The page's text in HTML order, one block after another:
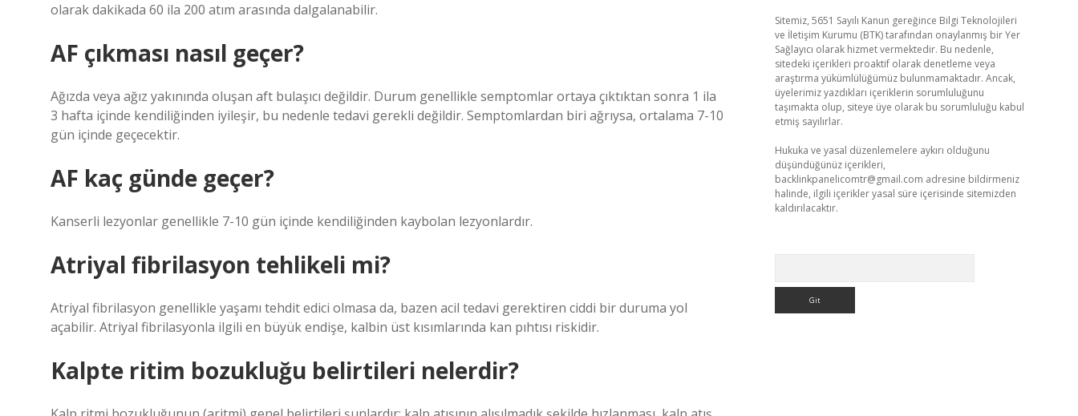
olarak dakikada 60 ila 200 atım arasında dalgalanabilir.
AF çıkması nasıl geçer?
Ağızda veya ağız yakınında oluşan aft bulaşıcı değildir. Durum genellikle semptomlar ortaya çıktıktan sonra 1 ila
3 hafta içinde kendiliğinden iyileşir, bu nedenle tedavi gerekli değildir. Semptomlardan biri ağrıysa, ortalama 7-10
gün içinde geçecektir.
AF kaç günde geçer?
Kanserli lezyonlar genellikle 7-10 gün içinde kendiliğinden kaybolan lezyonlardır.
Atriyal fibrilasyon tehlikeli mi?
Atriyal fibrilasyon genellikle yaşamı tehdit edici olmasa da, bazen acil tedavi gerektiren ciddi bir duruma yol
açabilir. Atriyal fibrilasyonla ilgili en büyük endişe, kalbin üst kısımlarında kan pıhtısı riskidir.
Kalpte ritim bozukluğu belirtileri nelerdir?
Sitemiz, 5651 Sayılı Kanun gereğince Bilgi Teknolojileri
ve İletişim Kurumu (BTK) tarafından onaylanmış bir Yer
Sağlayıcı olarak hizmet vermektedir. Bu nedenle,
sitedeki içerikleri proaktif olarak denetleme veya
araştırma yükümlülüğümüz bulunmamaktadır. Ancak,
üyelerimiz yazdıkları içeriklerin sorumluluğunu
taşımakta olup, siteye üye olarak bu sorumluluğu kabul
etmiş sayılırlar.
Hukuka ve yasal düzenlemelere aykırı olduğunu
düşündüğünüz içerikleri,
backlinkpanelicomtr@gmail.com adresine bildirmeniz
halinde, ilgili içerikler yasal süre içerisinde sitemizden
kaldırılacaktır.